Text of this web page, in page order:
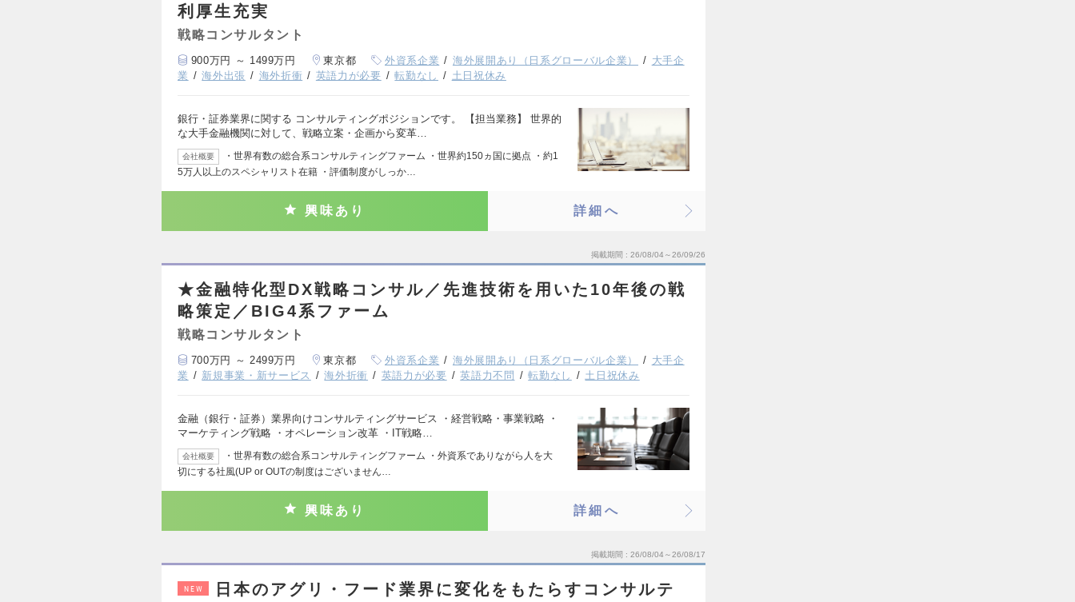
利厚生充実
戦略コンサルタント
900万円 ～ 1499万円 東京都 外資系企業 海外展開あり（日系グローバル企業）
大手企
業
海外出張 海外折衝 英語力が必要 転勤なし 土日祝休み
銀行・証券業界に関する コンサルティングポジションです。 【担当業務】 世界的
な大手金融機関に対して、戦略立案・企画から変革…
会社概要
・世界有数の総合系コンサルティングファーム ・世界約150ヵ国に拠点 ・約1
5万人以上のスペシャリスト在籍 ・評価制度がしっか…
興味あり 詳細へ
掲載期間 26/08/04～26/09/26
★金融特化型DX戦略コンサル／先進技術を用いた10年後の戦
略策定／BIG4系ファーム
戦略コンサルタント
700万円 ～ 2499万円 東京都 外資系企業 海外展開あり（日系グローバル企業）
大手企
業
新規事業・新サービス 海外折衝 英語力が必要 英語力不問 転勤なし 土日祝休み
金融（銀行・証券）業界向けコンサルティングサービス ・経営戦略・事業戦略 ・
マーケティング戦略 ・オペレーション改革 ・IT戦略…
会社概要
・世界有数の総合系コンサルティングファーム ・外資系でありながら人を大
切にする社風(UP or OUTの制度はございません…
興味あり 詳細へ
掲載期間 26/08/04～26/08/17
NEW
日本のアグリ・フード業界に変化をもたらすコンサルテ